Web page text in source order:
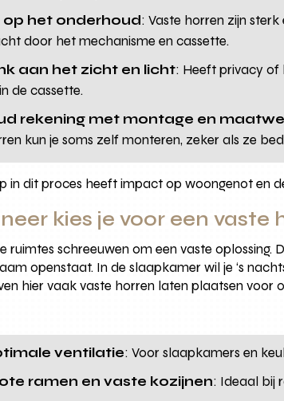
op het onderhoud: Vaste horren zijn
door het mechanisme en cassette.
aan het zicht en licht: Heeft privacy of
de cassette.
rekening met montage en
kun je soms zelf monteren, zeker als ze
in dit proces heeft impact op woongenot en
kies je voor een vaste
ruimtes schreeuwen om een vaste
openstaat. In de slaapkamer wil je ‘s
hier vaak vaste horren laten plaatsen voor
ventilatie: Voor slaapkamers en
ramen en vaste kozijnen: Ideaal bij